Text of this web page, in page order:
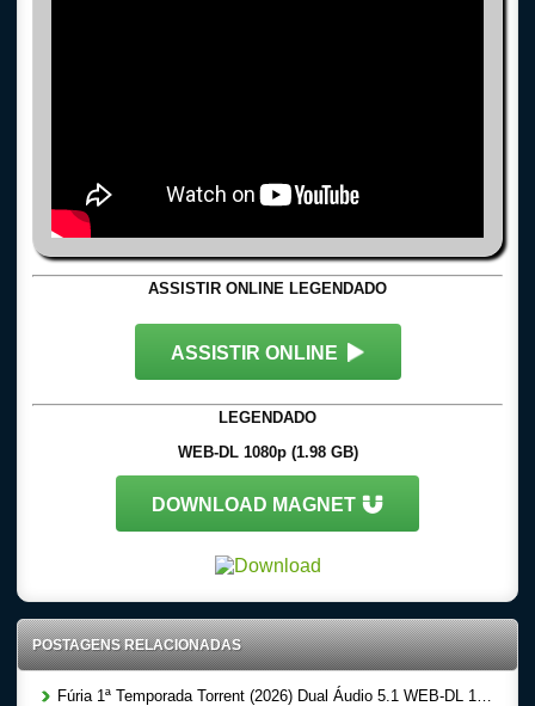
ASSISTIR ONLINE LEGENDADO
ASSISTIR ONLINE
LEGENDADO
WEB-DL 1080p (1.98 GB)
DOWNLOAD MAGNET
POSTAGENS RELACIONADAS
Fúria 1ª Temporada Torrent (2026) Dual Áudio 5.1 WEB-DL 1080p